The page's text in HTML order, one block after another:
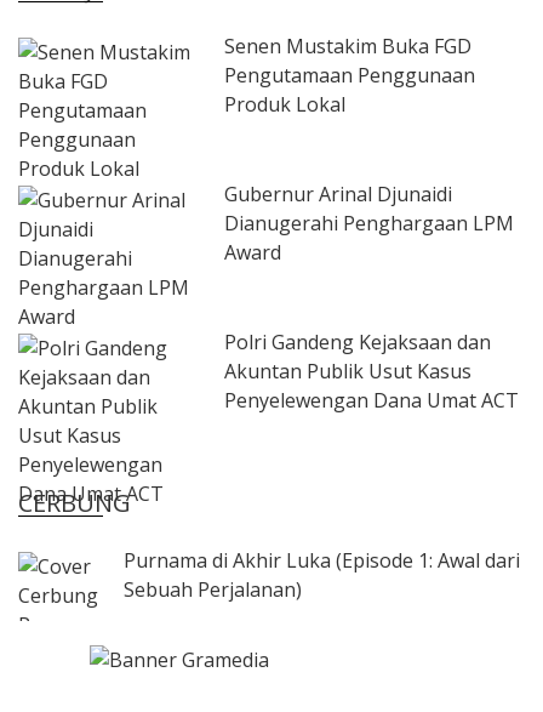
Senen Mustakim Buka FGD
Pengutamaan Penggunaan
Produk Lokal
Gubernur Arinal Djunaidi
Dianugerahi Penghargaan LPM
Award
Polri Gandeng Kejaksaan dan
Akuntan Publik Usut Kasus
Penyelewengan Dana Umat ACT
CERBUNG
Purnama di Akhir Luka (Episode 1: Awal dari
Sebuah Perjalanan)